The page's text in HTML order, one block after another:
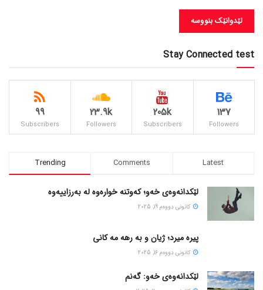
Stay Connected test
137
Followers
205k
Subscribers
23.9k
Followers
99
Subscribers
Trending Comments Latest
لێکدانەوەی خەو؛ کەوتنە خوارەوە لە بەرزاییەوە
كانونی دووه‌م 19, 2025
پیره میرد؛ ژیان و به رهه مه کانی
كانونی دووه‌م 16, 2025
لێکدانەوەی خەو: گەنم